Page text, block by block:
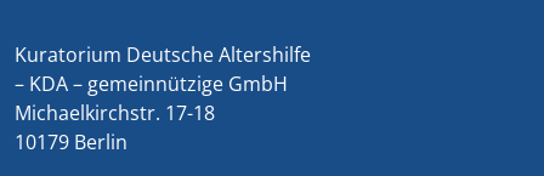
Kuratorium Deutsche Altershilfe
– KDA – gemeinnützige GmbH
Michaelkirchstr. 17-18
10179 Berlin